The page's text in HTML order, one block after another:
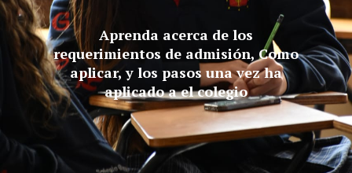
Aprenda acerca de los
requerimientos de admisión, Como
aplicar, y los pasos una vez ha
aplicado a el colegio